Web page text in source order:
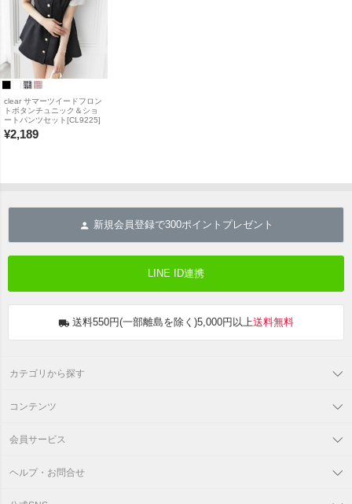
clear サマーツイードフロン
トボタンチュニック＆ショ
ートパンツセット[CL9225]
¥2,189
新規会員登録で300ポイントプレゼント
LINE ID連携
送料550円(一部離島を除く)5,000円以上送料無料
カテゴリから探す
コンテンツ
会員サービス
ヘルプ・お問合せ